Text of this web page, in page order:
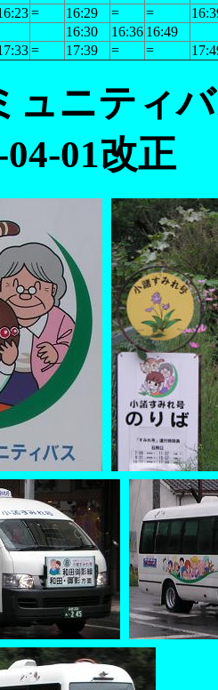
= 16:29 = =
16:30
16:36 16:49
= 17:39 = =
ュニティ
01改正